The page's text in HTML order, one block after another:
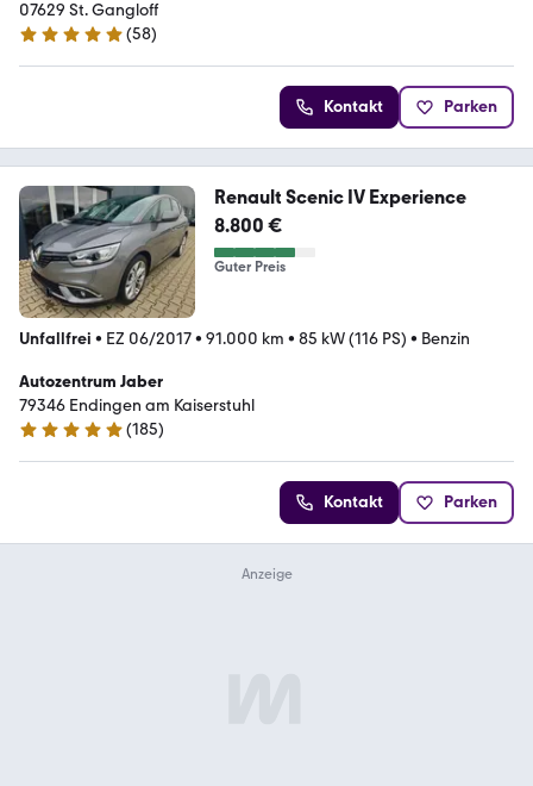
07629 St. Gangloff
4.8 Sterne
(58)
Kontakt Parken
Renault Scenic IV Experience
8.800 €
Guter Preis
Unfallfrei • EZ 06/2017• 91.000 km • 85 kW (116 PS) • Benzin
Autozentrum Jaber
79346 Endingen am Kaiserstuhl
4.8 Sterne
(185)
Kontakt Parken